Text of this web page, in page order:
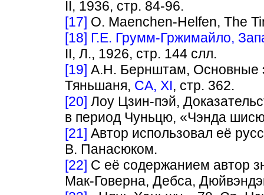
II, 1936, стр. 84-96.
[17] О. Maenchen-Helfen, The
[18] Г.Е. Грумм-Гржимайло,
II, Л., 1926, стр. 144 слл.
[19] А.Н. Бернштам, Основные
Тяньшаня, CA, XI, стр. 362.
[20] Лоу Цзин-пэй,
в период Чуньцю, «Чэнда
[21] Автор использовал её
В. Панасюком.
[22] С её содержанием автор
Мак-Говерна, Дебса,